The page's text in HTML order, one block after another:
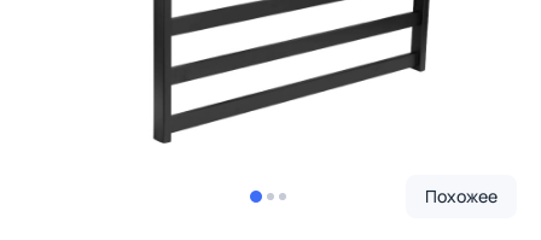
Похожее